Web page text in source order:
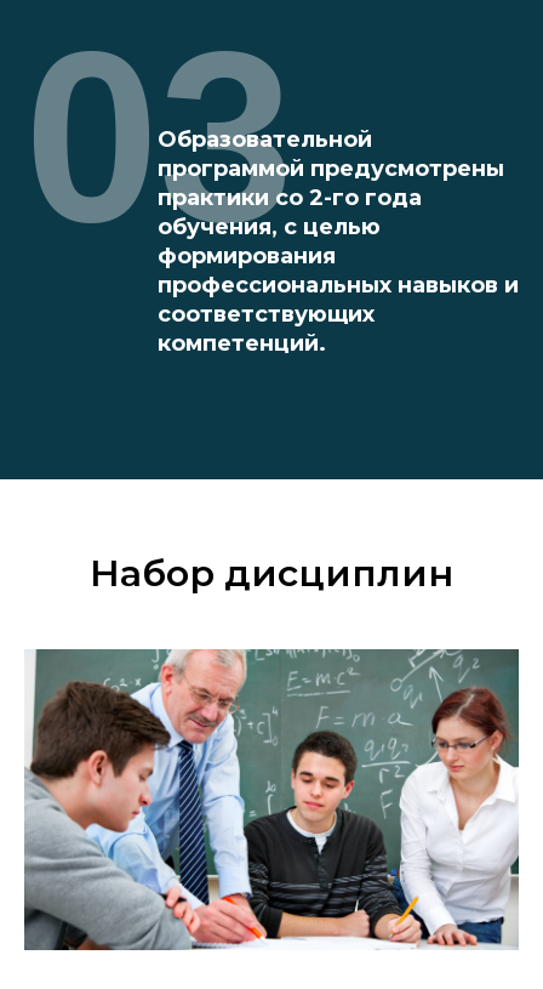
Образовательной
программой предусмотрены
практики со 2-го года
обучения, с целью
формирования
профессиональных навыков и
соответствующих
компетенций.
03
Набор дисциплин